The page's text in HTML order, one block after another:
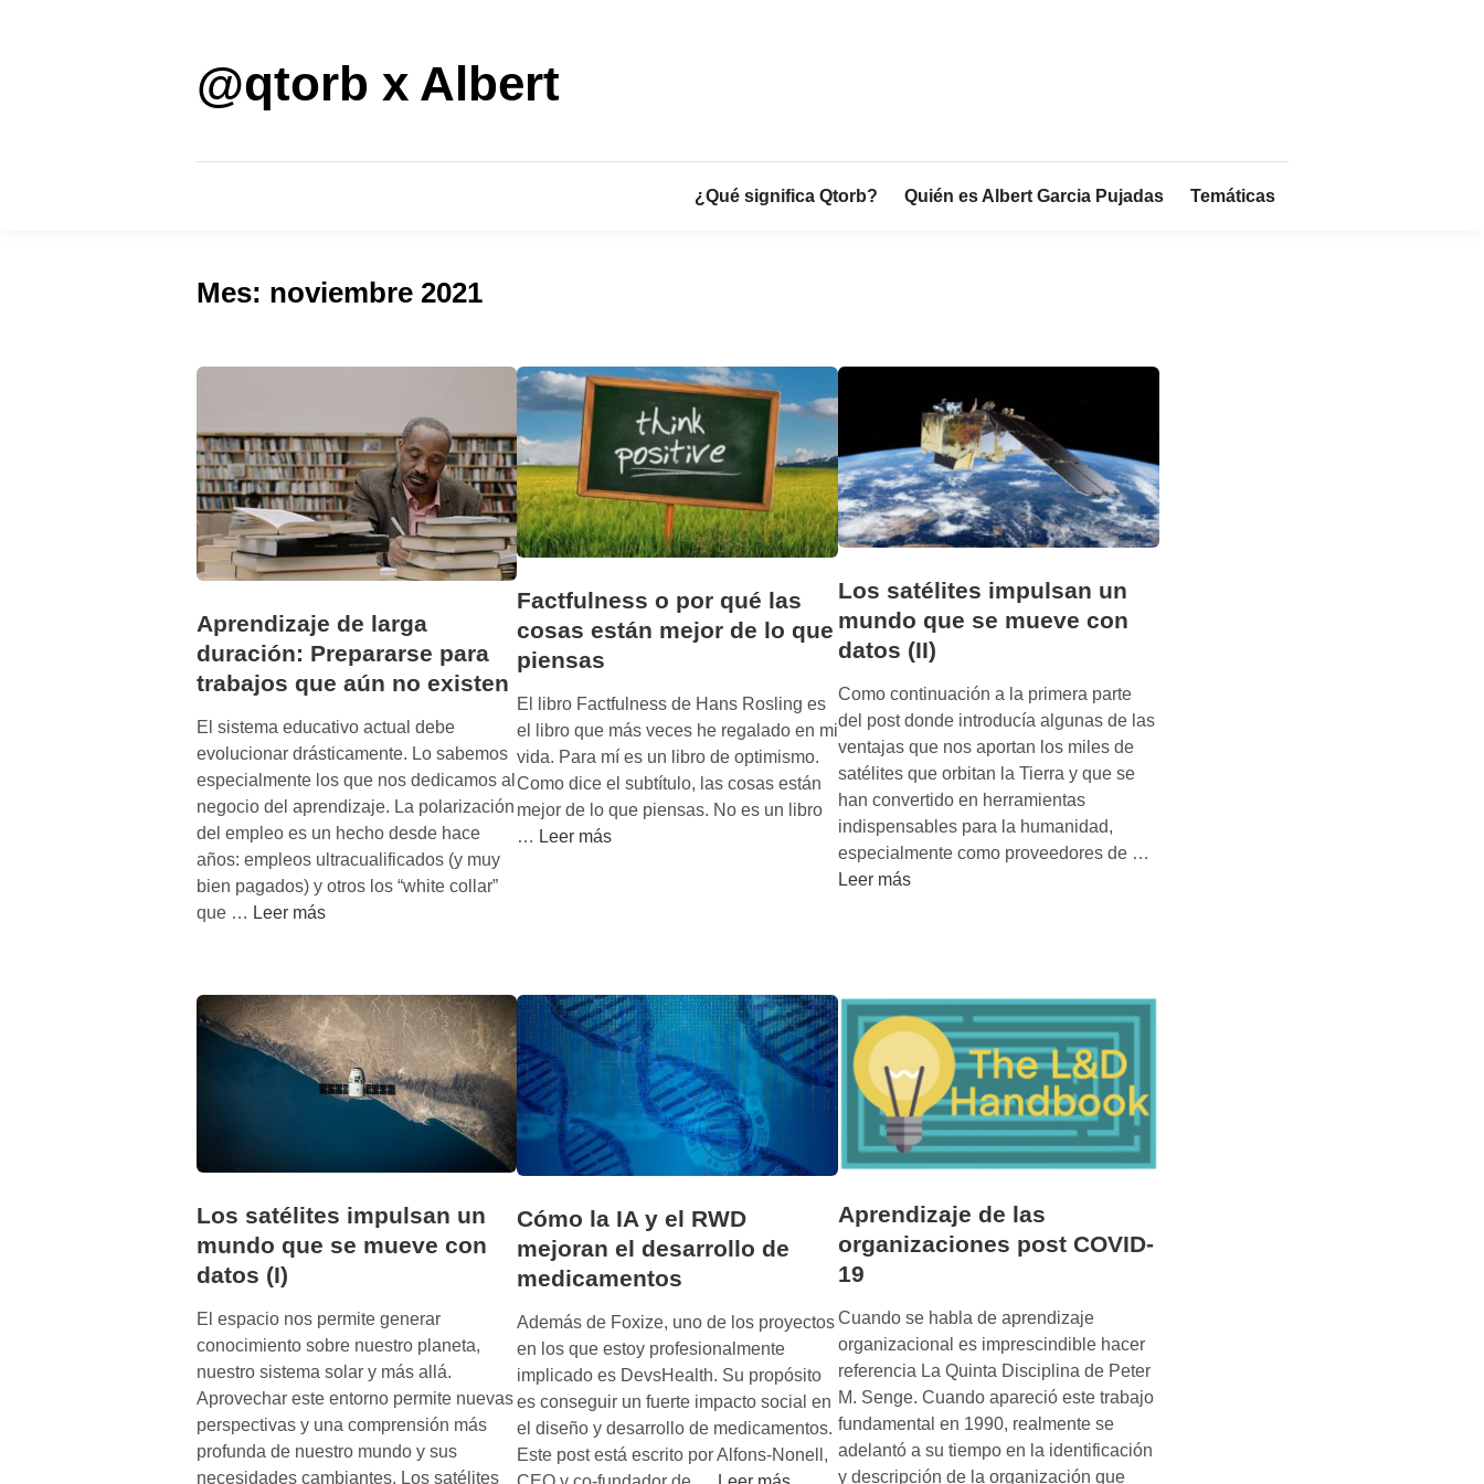
@qtorb x Albert
¿Qué significa Qtorb? Quién es Albert Garcia Pujadas Temáticas
Mes: noviembre 2021
Aprendizaje de larga
duración: Prepararse para
trabajos que aún no existen
El sistema educativo actual debe
evolucionar drásticamente. Lo sabemos
especialmente los que nos dedicamos al
negocio del aprendizaje. La polarización
del empleo es un hecho desde hace
años: empleos ultracualificados (y muy
bien pagados) y otros los “white collar”
que … A
e
n
d
e
e
l
a
u
r
a
Leer más
Factfulness o por qué las
cosas están mejor de lo que
piensas
El libro Factfulness de Hans Rosling es
el libro que más veces he regalado en mi
vida. Para mí es un libro de optimismo.
Como dice el subtítulo, las cosas están
mejor de lo que piensas. No es un libro
… F
l
e
s
s
o
r
q
u
é
a
s
o
s
a
Leer más
Los satélites impulsan un
mundo que se mueve con
datos (II)
Como continuación a la primera parte
del post donde introducía algunas de las
ventajas que nos aportan los miles de
satélites que orbitan la Tierra y que se
han convertido en herramientas
indispensables para la humanidad,
especialmente como proveedores de …
é
t
e
i
u
n
u
Leer más
Los satélites impulsan un
mundo que se mueve con
datos (I)
El espacio nos permite generar
conocimiento sobre nuestro planeta,
nuestro sistema solar y más allá.
Aprovechar este entorno permite nuevas
perspectivas y una comprensión más
profunda de nuestro mundo y sus
necesidades cambiantes. Los satélites
Cómo la IA y el RWD
mejoran el desarrollo de
medicamentos
Además de Foxize, uno de los proyectos
en los que estoy profesionalmente
implicado es DevsHealth. Su propósito
es conseguir un fuerte impacto social en
el diseño y desarrollo de medicamentos.
Este post está escrito por Alfons-Nonell,
C
Aprendizaje de las
organizaciones post COVID-
19
Cuando se habla de aprendizaje
organizacional es imprescindible hacer
referencia La Quinta Disciplina de Peter
M. Senge. Cuando apareció este trabajo
fundamental en 1990, realmente se
adelantó a su tiempo en la identificación
y descripción de la organización que